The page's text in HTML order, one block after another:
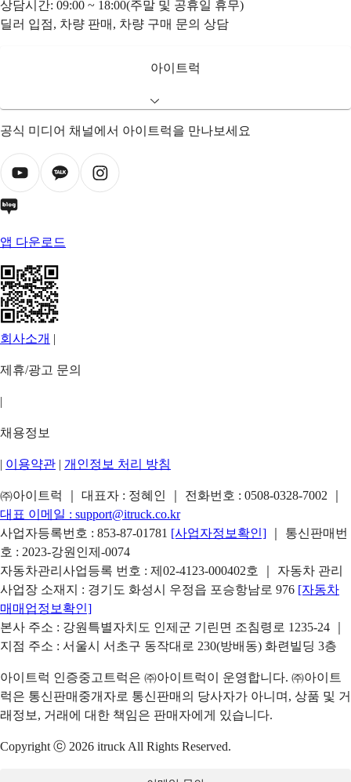
상담시간: 09:00 ~ 18:00(주말 및 공휴일 휴무)
딜러 입점, 차량 판매, 차량 구매 문의 상담
아이트럭
공식 미디어 채널에서 아이트럭을 만나보세요
앱 다운로드
회사소개 |
제휴/광고 문의
|
채용정보
| 이용약관 | 개인정보 처리 방침
㈜아이트럭 ｜ 대표자 : 정혜인 ｜ 전화번호 : 0508-0328-7002
대표 이메일 : support@itruck.co.kr
사업자등록번호 : 853-87-01781 [사업자정보확인]
｜ 통신판매번
호 : 2023-강원인제-0074
자동차관리사업등록 번호 : 제02-4123-000402호 ｜ 자동차 관리
사업장 소재지 : 경기도 화성시 우정읍 포승항남로 976 [자동차
매매업정보확인]
본사 주소 : 강원특별자치도 인제군 기린면 조침령로 1235-24 ｜
지점 주소 : 서울시 서초구 동작대로 230(방배동) 화련빌딩 3층
아이트럭 인증중고트럭은 ㈜아이트럭이 운영합니다. ㈜아이트
럭은 통신판매중개자로 통신판매의 당사자가 아니며, 상품 및 거
래정보, 거래에 대한 책임은 판매자에게 있습니다.
Copyright ⓒ 2026 itruck All Rights Reserved.